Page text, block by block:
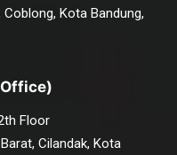
Kota Bandung,
Floor
Cilandak, Kota